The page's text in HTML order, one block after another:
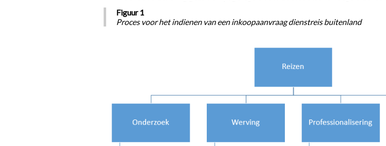
Figuur 1
Proces voor het indienen van een inkoopaanvraag dienstreis buitenland